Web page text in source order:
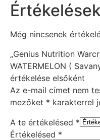
Még nincsenek
„Genius Nutrition
WATERMELON (
értékelése elsőként
Az e-mail címet nem
mezőket * karakterrel
A te értékelésed *
Értékelésed *